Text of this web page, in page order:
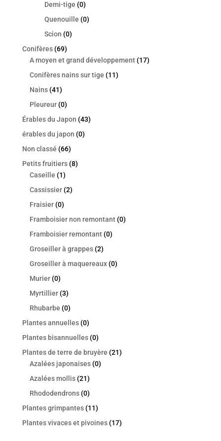
Demi-tige (0)
Quenouille (0)
Scion (0)
Conifères (69)
A moyen et grand développement (17)
Conifères nains sur tige (11)
Nains (41)
Pleureur (0)
Érables du Japon (43)
érables du japon (0)
Non classé (66)
Petits fruitiers (8)
Caseille (1)
Cassissier (2)
Fraisier (0)
Framboisier non remontant (0)
Framboisier remontant (0)
Groseiller à grappes (2)
Groseiller à maquereaux (0)
Murier (0)
Myrtillier (3)
Rhubarbe (0)
Plantes annuelles (0)
Plantes bisannuelles (0)
Plantes de terre de bruyère (21)
Azalées japonaises (0)
Azalées mollis (21)
Rhododendrons (0)
Plantes grimpantes (11)
Plantes vivaces et pivoines (17)